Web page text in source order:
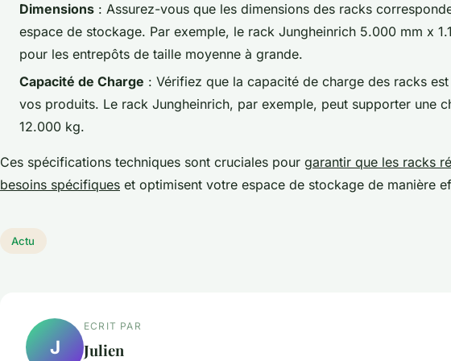
Dimensions : Assurez-vous que les dimensions des racks
espace de stockage. Par exemple, le rack Jungheinrich 5.000 mm x
pour les entrepôts de taille moyenne à grande.
Capacité de Charge : Vérifiez que la capacité de charge des racks
vos produits. Le rack Jungheinrich, par exemple, peut supporter une
12.000 kg.
Ces spécifications techniques sont cruciales pour garantir que les racks
besoins spécifiques et optimisent votre espace de stockage de manière
Actu
J
ECRIT PAR
Julien